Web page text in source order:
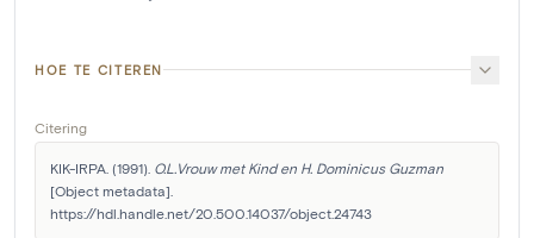
HOE TE CITEREN
Citering
KIK-IRPA. (1991). O.L.Vrouw met Kind en H. Dominicus Guzman
[Object metadata].
https://hdl.handle.net/20.500.14037/object.24743